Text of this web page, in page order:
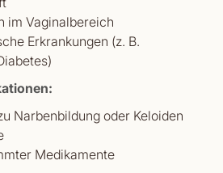
im Vaginalbereich
Erkrankungen (z. B.
Narbenbildung oder Keloiden
Medikamente